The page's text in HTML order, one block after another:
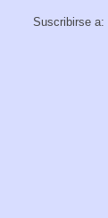
Suscribirse a: